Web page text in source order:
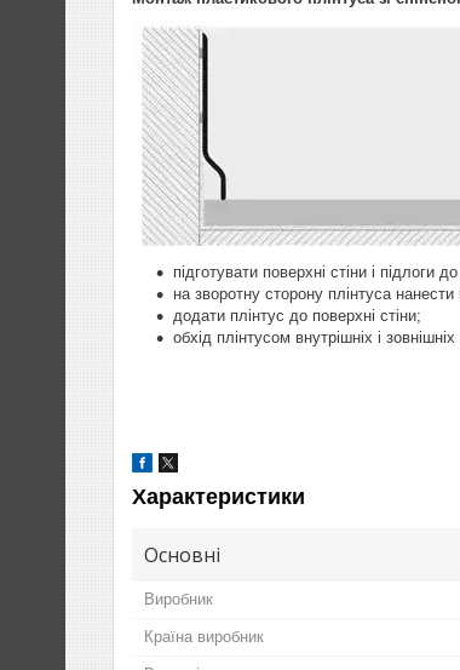
підготувати поверхні стіни і
на зворотну сторону плінтуса
додати плінтус до поверхні стіни;
обхід плінтусом внутрішніх і
Характеристики
Основні
Виробник
Країна виробник